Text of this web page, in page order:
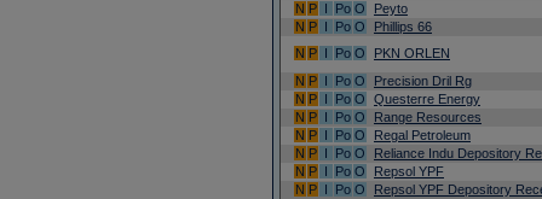
N P I Po O
Peyto
N P I Po O
Phillips 66
N P I Po O
PKN ORLEN
N P I Po O
Precision Dril Rg
N P I Po O
Questerre Energy
N P I Po O
Range Resources
N P I Po O
Regal Petroleum
N P I Po O
Reliance Indu Depository
N P I Po O
Repsol YPF
N P I Po O
Repsol YPF Depository